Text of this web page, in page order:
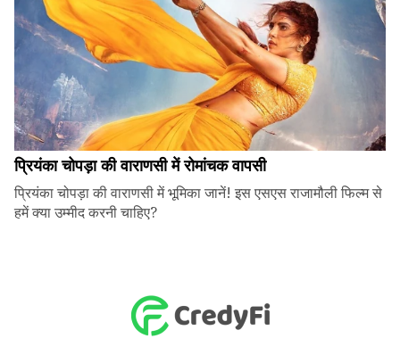
प्रियंका चोपड़ा की वाराणसी में रोमांचक वापसी
प्रियंका चोपड़ा की वाराणसी में भूमिका जानें! इस एसएस राजामौली फिल्म से
हमें क्या उम्मीद करनी चाहिए?